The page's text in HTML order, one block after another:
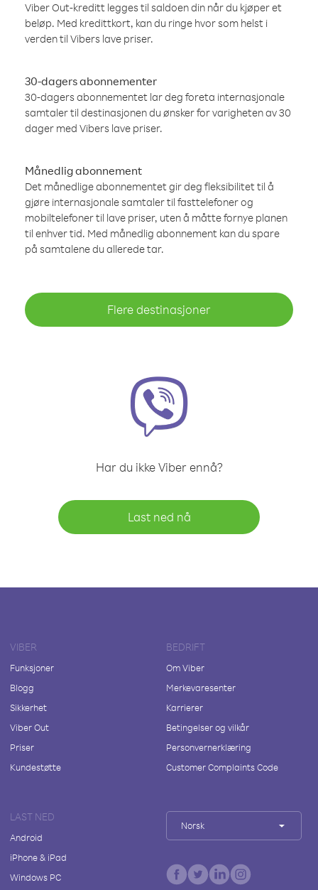
Viber Out-kreditt legges til saldoen din når du kjøper et
beløp. Med kredittkort, kan du ringe hvor som helst i
verden til Vibers lave priser.
30-dagers abonnementer
30-dagers abonnementet lar deg foreta internasjonale
samtaler til destinasjonen du ønsker for varigheten av 30
dager med Vibers lave priser.
Månedlig abonnement
Det månedlige abonnementet gir deg fleksibilitet til å
gjøre internasjonale samtaler til fasttelefoner og
mobiltelefoner til lave priser, uten å måtte fornye planen
til enhver tid. Med månedlig abonnement kan du spare
på samtalene du allerede tar.
Flere destinasjoner
Har du ikke Viber ennå?
Last ned nå
VIBER
Funksjoner
Blogg
Sikkerhet
Viber Out
Priser
Kundestøtte
BEDRIFT
Om Viber
Merkevaresenter
Karrierer
Betingelser og vilkår
Personvernerklæring
Customer Complaints Code
LAST NED
Android
iPhone & iPad
Windows PC
Norsk